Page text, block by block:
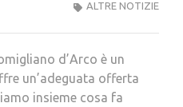
ALTRE NOTIZIE
d’Arco è un
un’adeguata offerta
insieme cosa fa